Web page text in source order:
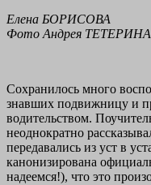
Елена БОРИСОВА
Фото Андрея ТЕТЕРИНА
Сохранилось много
знавших подвижницу и
водительством.
неоднократно
передавались из уст в
канонизирована
надеемся!), что это